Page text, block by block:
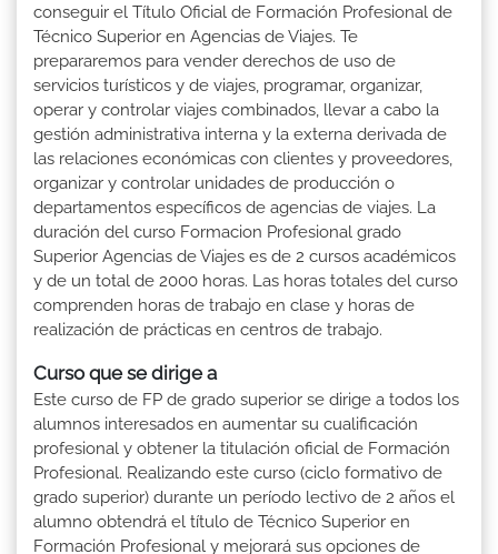
conseguir el Título Oficial de Formación Profesional de
Técnico Superior en Agencias de Viajes. Te
prepararemos para vender derechos de uso de
servicios turísticos y de viajes, programar, organizar,
operar y controlar viajes combinados, llevar a cabo la
gestión administrativa interna y la externa derivada de
las relaciones económicas con clientes y proveedores,
organizar y controlar unidades de producción o
departamentos específicos de agencias de viajes. La
duración del curso Formacion Profesional grado
Superior Agencias de Viajes es de 2 cursos académicos
y de un total de 2000 horas. Las horas totales del curso
comprenden horas de trabajo en clase y horas de
realización de prácticas en centros de trabajo.
Curso que se dirige a
Este curso de FP de grado superior se dirige a todos los
alumnos interesados en aumentar su cualificación
profesional y obtener la titulación oficial de Formación
Profesional. Realizando este curso (ciclo formativo de
grado superior) durante un período lectivo de 2 años el
alumno obtendrá el título de Técnico Superior en
Formación Profesional y mejorará sus opciones de